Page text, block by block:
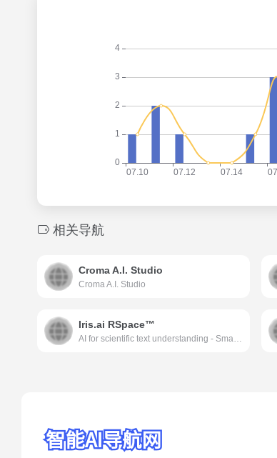
相关导航
Croma A.I. Studio
Croma A.I. Studio
Iris.ai RSpace™